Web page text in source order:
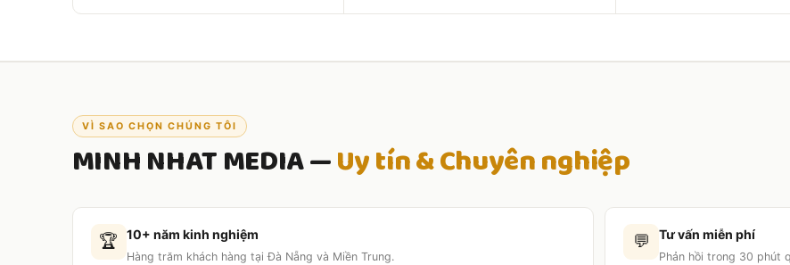
VÌ SAO CHỌN CHÚNG TÔI
MINH NHAT MEDIA —Uy tín & Chuyên nghiệp
🏆 10+ năm kinh nghiệm
Hàng trăm khách hàng tại Đà Nẵng và Miền Trung.
💬 Tư vấn miễn phí
Phản hồi trong 30 phút